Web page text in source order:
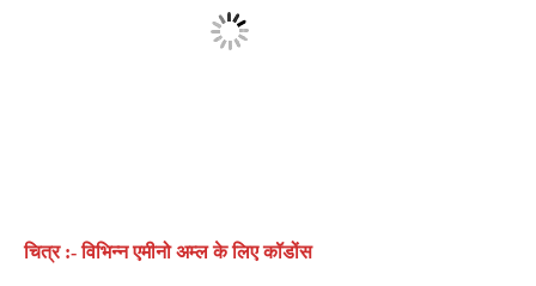
चित्र :- विभिन्न एमीनो अम्ल के लिए कॉडोंस